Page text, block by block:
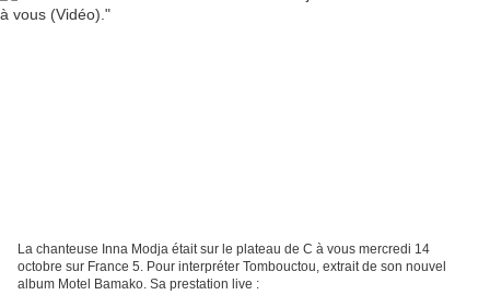
La chanteuse Inna Modja était sur le plateau de C à vous mercredi 14
octobre sur France 5. Pour interpréter Tombouctou, extrait de son nouvel
album Motel Bamako. Sa prestation live :